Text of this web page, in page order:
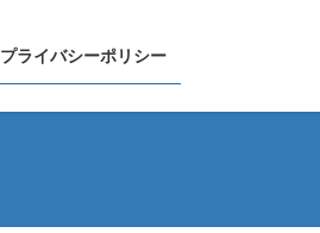
プライバシーポリシー